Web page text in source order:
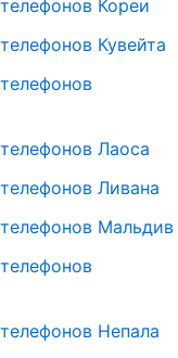
Кореи
Кувейта
Лаоса
Ливана
Мальдив
Непала